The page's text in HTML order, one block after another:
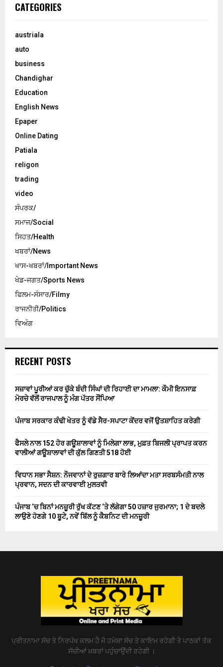
CATEGORIES
austriala
auto
business
Chandighar
Education
English News
Epaper
Online Dating
Patiala
religon
trading
video
ਸੰਪਰਕ/
ਸਮਾਜ/Social
ਸਿਹਤ/Health
ਖਬਰਾਂ/News
ਖਾਸ-ਖਬਰਾਂ/Important News
ਖੇਡ-ਜਗਤ/Sports News
ਫਿਲਮ-ਸੰਸਾਰ/Filmy
ਰਾਜਨੀਤੀ/Politics
ਵਿਅੰਗ
RECENT POSTS
ਸਜ਼ਾਵਾਂ ਪੂਰੀਆਂ ਕਰ ਚੁੱਕੇ ਬੰਦੀ ਸਿੰਘਾਂ ਦੀ ਰਿਹਾਈ ਦਾ ਮਾਮਲਾ: ਕੌਮੀ ਇਨਸਾਫ਼
ਮੋਰਚੇ ਵੱਲੋਂ ਰਾਜਪਾਲ ਨੂੰ ਮੰਗ ਪੱਤਰ ਸੌਂਪਿਆ
ਪੰਜਾਬ ਸਰਕਾਰ ਕੰਢੀ ਖੇਤਰ ਨੂੰ ਵੱਡੇ ਸੈਰ-ਸਪਾਟਾ ਕੇਂਦਰ ਵਜੋਂ ਉਤਸ਼ਾਹਿਤ ਕਰੇਗੀ
ਫੈਸਲੇ ਨਾਲ 152 ਹੋਰ ਗਊਸ਼ਾਲਾਵਾਂ ਨੂੰ ਮਿਲੇਗਾ ਲਾਭ, ਮੁਫ਼ਤ ਬਿਜਲੀ ਪ੍ਰਾਪਤ ਕਰਨ
ਵਾਲੀਆਂ ਗਊਸ਼ਾਲਾਵਾਂ ਦੀ ਕੁੱਲ ਗਿਣਤੀ 518 ਹੋਈ
ਵਿਧਾਨ ਸਭਾ ਸੈਸ਼ਨ: ਨੌਜਵਾਨਾਂ ਦੇ ਰੁਜ਼ਗਾਰ ਬਾਰੇ ਲਿਆਂਦਾ ਮਤਾ ਸਰਬਸੰਮਤੀ ਨਾਲ
ਪ੍ਰਵਾਨ, ਸਦਨ ਦੀ ਕਾਰਵਾਈ ਮੁਲਤਵੀ
ਪੰਜਾਬ ‘ਚ ਬਿਨਾਂ ਮਨਜ਼ੂਰੀ ਰੁੱਖ ਕੱਟਣ ‘ਤੇ ਲੱਗੇਗਾ 50 ਹਜ਼ਾਰ ਜੁਰਮਾਨਾ; 1 ਦੇ ਬਦਲੇ
ਲਾਉਣੇ ਹੋਣਗੇ 10 ਬੂਟੇ, ਨਵੇਂ ਬਿੱਲ ਨੂੰ ਕੈਬਨਿਟ ਦੀ ਮਨਜ਼ੂਰੀ
ਪ੍ਰੀਤਨਾਮਾ ਸੱਚ ਤੇ ਨਿਰਪੱਖ ਕਲਮ ਹੈ ਜੋ ਹਮੇਸ਼ਾ ਸੱਚ ਤੇ ਕਾਇਮ ਰਹੇਗੀ ਤੇ ਪਾਠਕਾਂ ਤੱਕ
ਸੱਚੀਆਂ ਖ਼ਬਰਾਂ ਪਹੁੰਚਾਉਂਦੀ ਰਹੇਗੀ ।